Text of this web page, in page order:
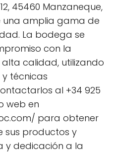
45460 Manzaneque,
una amplia gama de
La bodega se
con la
calidad, utilizando
técnicas
al +34 925
web en
para obtener
sus productos y
y dedicación a la